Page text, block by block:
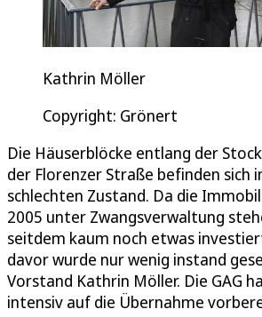
Kathrin Möller
Copyright: Grönert
Die Häuserblöcke entlang der
der Florenzer Straße befinden sich
schlechten Zustand. Da die
2005 unter Zwangsverwaltung
seitdem kaum noch etwas
davor wurde nur wenig instand
Vorstand Kathrin Möller. Die GAG
intensiv auf die Übernahme